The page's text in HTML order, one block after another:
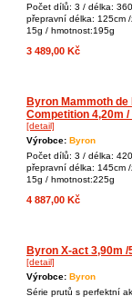
Počet dílů: 3 / délka:
přepravní délka: 125cm
15g / hmotnost:195g
3 489,00 Kč
Byron Mammoth de
Competition 4,20m /
[detail]
Výrobce: Byron
Počet dílů: 3 / délka:
přepravní délka: 145cm
15g / hmotnost:225g
4 887,00 Kč
Byron X-act 3,90m /
[detail]
Výrobce: Byron
Série prutů s perfektní